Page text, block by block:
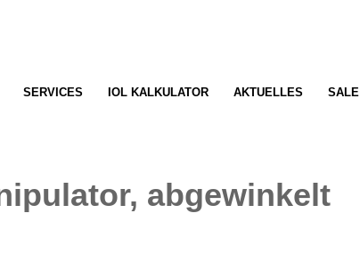
SERVICES IOL KALKULATOR AKTUELLES SALE
abgewinkelt